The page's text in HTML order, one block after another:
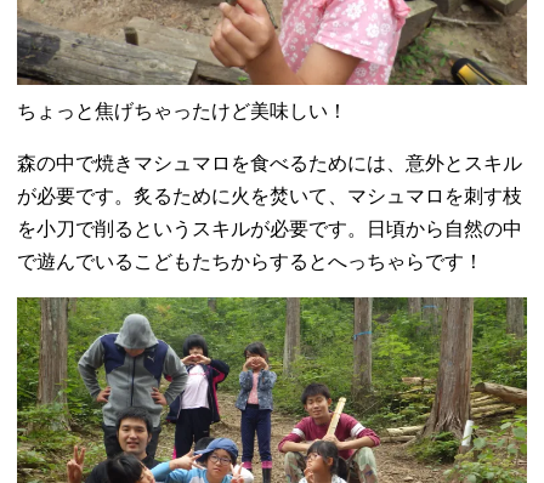
ちょっと焦げちゃったけど美味しい！
森の中で焼きマシュマロを食べるためには、意外とスキル
が必要です。炙るために火を焚いて、マシュマロを刺す枝
を小刀で削るというスキルが必要です。日頃から自然の中
で遊んでいるこどもたちからするとへっちゃらです！